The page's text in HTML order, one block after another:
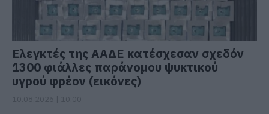
Ελεγκτές της ΑΑΔΕ κατέσχεσαν σχεδόν
1300 φιάλλες παράνομου ψυκτικού
υγρού φρέον (εικόνες)